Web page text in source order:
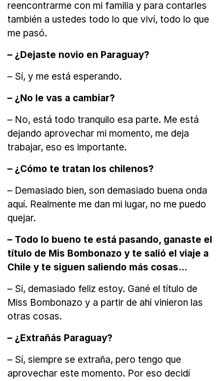
reencontrarme con mi familia y para contarles
también a ustedes todo lo que viví, todo lo que
me pasó.
– ¿Dejaste novio en Paraguay?
– Sí, y me está esperando.
– ¿No le vas a cambiar?
– No, está todo tranquilo esa parte. Me está
dejando aprovechar mi momento, me deja
trabajar, eso es importante.
– ¿Cómo te tratan los chilenos?
– Demasiado bien, son demasiado buena onda
aquí. Realmente me dan mi lugar, no me puedo
quejar.
– Todo lo bueno te está pasando, ganaste el
título de Mis Bombonazo y te salió el viaje a
Chile y te siguen saliendo más cosas...
– Sí, demasiado feliz estoy. Gané el título de
Miss Bombonazo y a partir de ahí vinieron las
otras cosas.
– ¿Extrañás Paraguay?
– Sí, siempre se extraña, pero tengo que
aprovechar este momento. Por eso decidí